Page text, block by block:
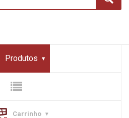
Produtos
Carrinho